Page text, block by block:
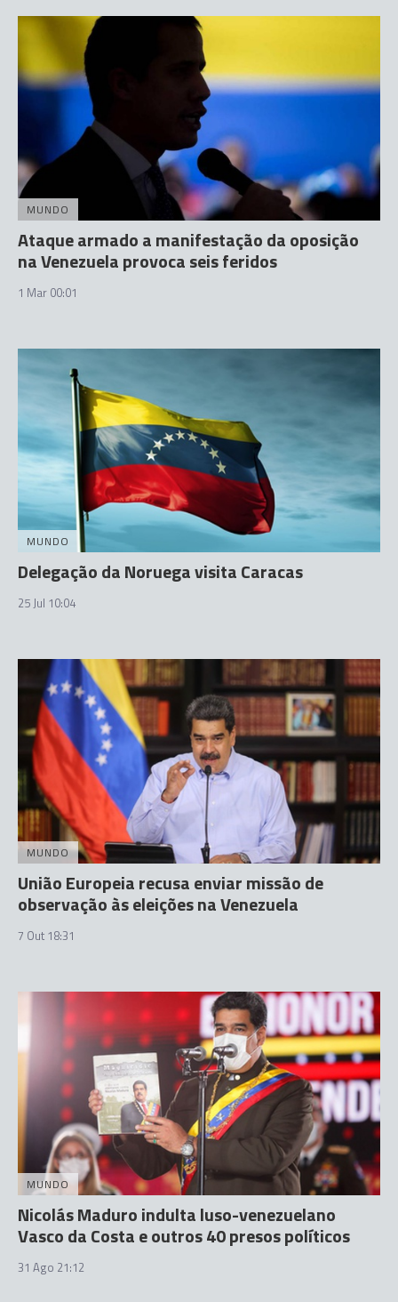
MUNDO
Ataque armado a manifestação da oposição
na Venezuela provoca seis feridos
1 Mar 00:01
MUNDO
Delegação da Noruega visita Caracas
25 Jul 10:04
MUNDO
União Europeia recusa enviar missão de
observação às eleições na Venezuela
7 Out 18:31
MUNDO
Nicolás Maduro indulta luso-venezuelano
Vasco da Costa e outros 40 presos políticos
31 Ago 21:12